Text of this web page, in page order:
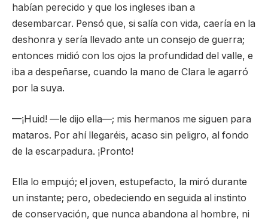
habían perecido y que los ingleses iban a
desembarcar. Pensó que, si salía con vida, caería en la
deshonra y sería llevado ante un consejo de guerra;
entonces midió con los ojos la profundidad del valle, e
iba a despeñarse, cuando la mano de Clara le agarró
por la suya.
—¡Huid! —le dijo ella—; mis hermanos me siguen para
mataros. Por ahí llegaréis, acaso sin peligro, al fondo
de la escarpadura. ¡Pronto!
Ella lo empujó; el joven, estupefacto, la miró durante
un instante; pero, obedeciendo en seguida al instinto
de conservación, que nunca abandona al hombre, ni